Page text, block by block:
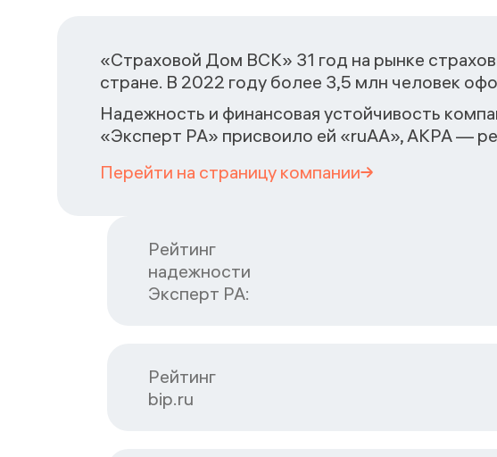
«Страховой Дом ВСК» 31 год на рынке
стране. В 2022 году более 3,5 млн человек
Надежность и финансовая устойчивость
«Эксперт РА» присвоило ей «ruAA», АКРА —
Перейти на страницу компании
Рейтинг
надежности
Эксперт РА:
Рейтинг
bip.ru